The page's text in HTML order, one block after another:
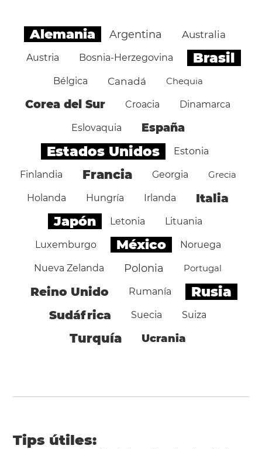
Alemania Argentina Australia
Austria Bosnia-Herzegovina Brasil
Bélgica Canadá Chequia
Corea del Sur Croacia Dinamarca
Eslovaquia España
Estados Unidos Estonia
Finlandia Francia Georgia Grecia
Holanda Hungría Irlanda Italia
Japón Letonia Lituania
Luxemburgo México Noruega
Nueva Zelanda Polonia Portugal
Reino Unido Rumanía Rusia
Sudáfrica Suecia Suiza
Turquía Ucrania
Tips útiles: